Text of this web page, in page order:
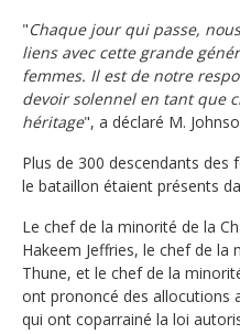
"Chaque jour qui passe,
liens avec cette grande
femmes. Il est de notre
devoir solennel en tant que
héritage", a déclaré M.
Plus de 300 descendants des
le bataillon étaient présents
Le chef de la minorité de la
Hakeem Jeffries, le chef de la
Thune, et le chef de la
ont prononcé des allocutions
qui ont coparrainé la loi